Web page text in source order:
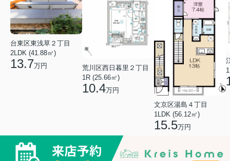
台東区東浅草２丁目
2LDK (41.88㎡)
13.7万円
荒川区西日暮里２丁目
1R (25.66㎡)
10.4万円
文京区湯島４丁目
1LDK (56.12㎡)
15.5万円